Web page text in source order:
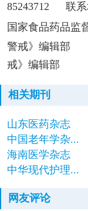
85243712 联系
国家食品药品监
警戒》编辑部
戒》编辑部
相关期刊
山东医药杂志
中国老年学杂...
海南医学杂志
中华现代护理...
网友评论